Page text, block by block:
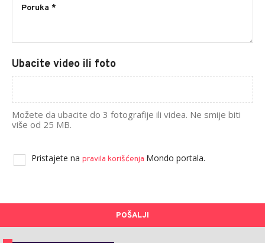
Ubacite video ili foto
Možete da ubacite do 3 fotografije ili videa. Ne smije biti
više od 25 MB.
Pristajete na pravila korišćenja Mondo portala.
POŠALJI